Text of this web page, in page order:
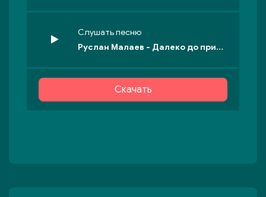
Слушать песню
Руслан Малаев - Далеко до принцессы
Скачать